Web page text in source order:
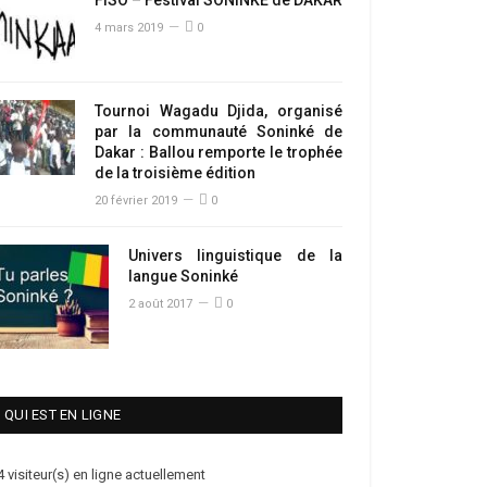
4 mars 2019 0
Tournoi Wagadu Djida, organisé
par la communauté Soninké de
Dakar : Ballou remporte le trophée
de la troisième édition
20 février 2019 0
Univers linguistique de la
langue Soninké
2 août 2017 0
QUI EST EN LIGNE
visiteur(s) en ligne actuellement